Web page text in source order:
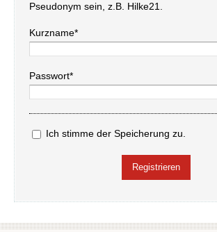
Pseudonym sein, z.B. Hilke21.
Kurzname*
Passwort*
Ich stimme der Speicherung zu.